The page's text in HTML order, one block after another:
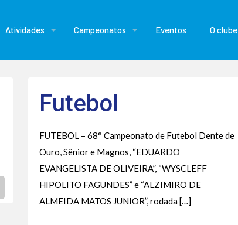
Atividades Campeonatos Eventos O clube
Futebol
FUTEBOL – 68° Campeonato de Futebol Dente de
Ouro, Sênior e Magnos, “EDUARDO
EVANGELISTA DE OLIVEIRA”, “WYSCLEFF
HIPOLITO FAGUNDES” e “ALZIMIRO DE
ALMEIDA MATOS JUNIOR”, rodada[…]